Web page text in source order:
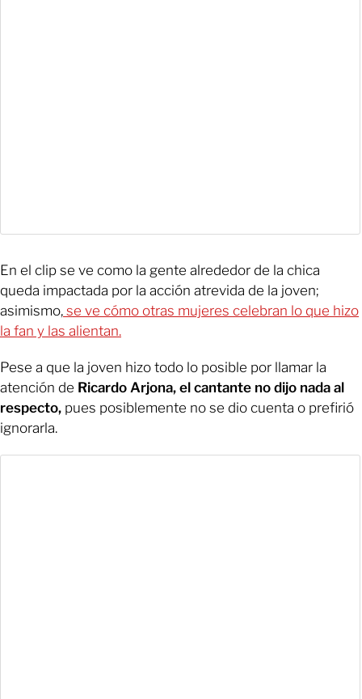
En el clip se ve como la gente alrededor de la chica
queda impactada por la acción atrevida de la joven;
asimismo, se ve cómo otras mujeres celebran lo que hizo
la fan y las alientan.
Pese a que la joven hizo todo lo posible por llamar la
atención de Ricardo Arjona, el cantante no dijo nada al
respecto, pues posiblemente no se dio cuenta o prefirió
ignorarla.